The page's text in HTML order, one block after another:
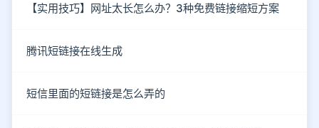
【实用技巧】网址太长怎么办？3种免费链接缩短方案
腾讯短链接在线生成
短信里面的短链接是怎么弄的